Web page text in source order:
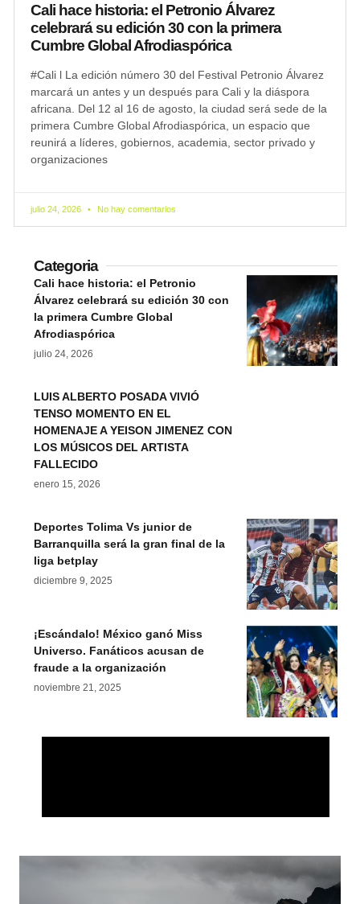
Cali hace historia: el Petronio Álvarez
celebrará su edición 30 con la primera
Cumbre Global Afrodiaspórica
#Cali l La edición número 30 del Festival Petronio Álvarez
marcará un antes y un después para Cali y la diáspora
africana. Del 12 al 16 de agosto, la ciudad será sede de la
primera Cumbre Global Afrodiaspórica, un espacio que
reunirá a líderes, gobiernos, academia, sector privado y
organizaciones
julio 24, 2026 No hay comentarios
Categoria
Cali hace historia: el Petronio
Álvarez celebrará su edición 30 con
la primera Cumbre Global
Afrodiaspórica
julio 24, 2026
LUIS ALBERTO POSADA VIVIÓ
TENSO MOMENTO EN EL
HOMENAJE A YEISON JIMENEZ CON
LOS MÚSICOS DEL ARTISTA
FALLECIDO
enero 15, 2026
Deportes Tolima Vs junior de
Barranquilla será la gran final de la
liga betplay
diciembre 9, 2025
¡Escándalo! México ganó Miss
Universo. Fanáticos acusan de
fraude a la organización
noviembre 21, 2025